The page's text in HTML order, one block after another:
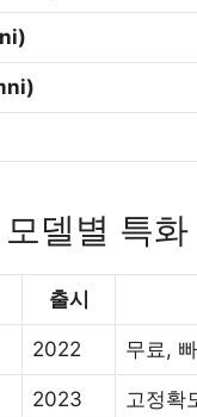
델별 특화
출시
2022 무료,
2023 고정확